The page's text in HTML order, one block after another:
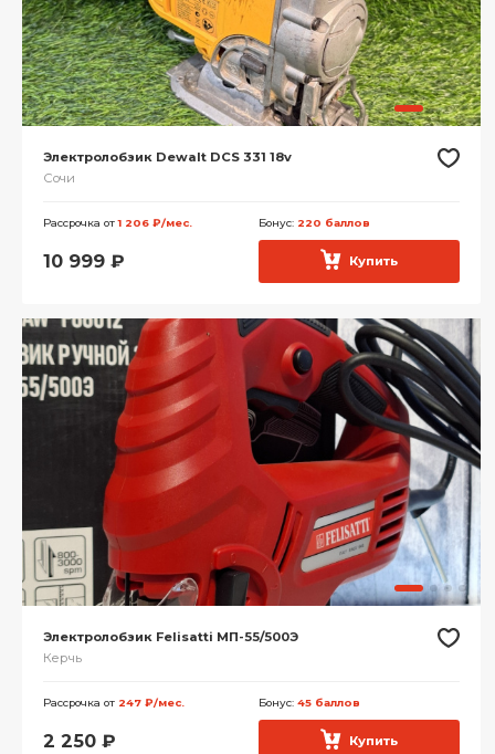
Электролобзик Dewalt DCS 331 18v
Сочи
Рассрочка от1 206 ₽/мес. Бонус: 220 баллов
10 999 ₽ Купить
Электролобзик Felisatti МП-55/500Э
Керчь
Рассрочка от 247 ₽/мес. Бонус: 45 баллов
2 250 ₽ Купить